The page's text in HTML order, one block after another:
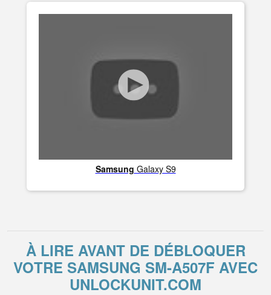
Samsung Galaxy S9
À LIRE AVANT DE DÉBLOQUER
VOTRE SAMSUNG SM-A507F AVEC
UNLOCKUNIT.COM